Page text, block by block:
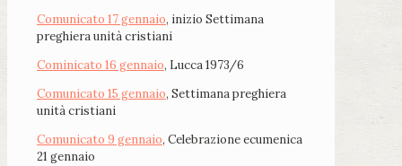
Comunicato 17 gennaio, inizio Settimana
preghiera unità cristiani
Cominicato 16 gennaio, Lucca 1973/6
Comunicato 15 gennaio, Settimana preghiera
unità cristiani
Comunicato 9 gennaio, Celebrazione ecumenica
21 gennaio